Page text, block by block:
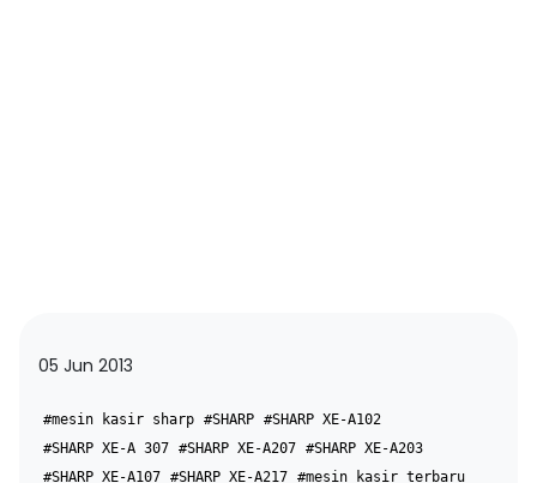
05 Jun 2013
#mesin kasir sharp #SHARP #SHARP XE-A102
#SHARP XE-A 307 #SHARP XE-A207 #SHARP XE-A203
#SHARP XE-A107 #SHARP XE-A217 #mesin kasir terbaru